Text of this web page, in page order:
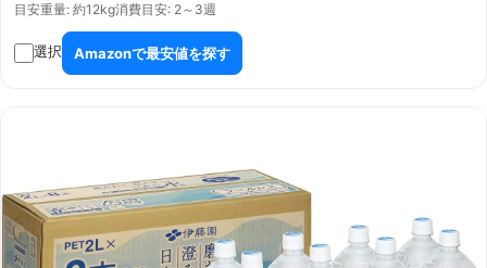
目安重量: 約12kg消費目安: 2～3週
選択 Amazonで最安値を探す